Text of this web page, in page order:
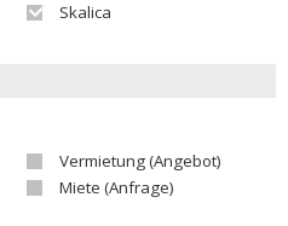
Skalica
Vermietung (Angebot)
Miete (Anfrage)